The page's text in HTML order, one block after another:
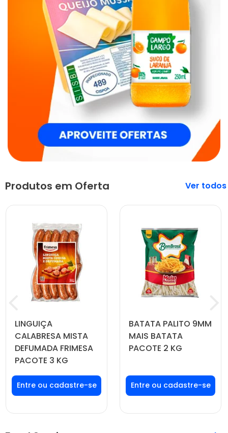
Produtos em Oferta
LINGUIÇA
CALABRESA MISTA
DEFUMADA FRIMESA
PACOTE 3 KG
Faça seu login ou
cadastre-se para
ver preços e
BATATA PALITO 9MM
MAIS BATATA
PACOTE 2 KG
Faça seu login ou
cadastre-se para
ver preços e